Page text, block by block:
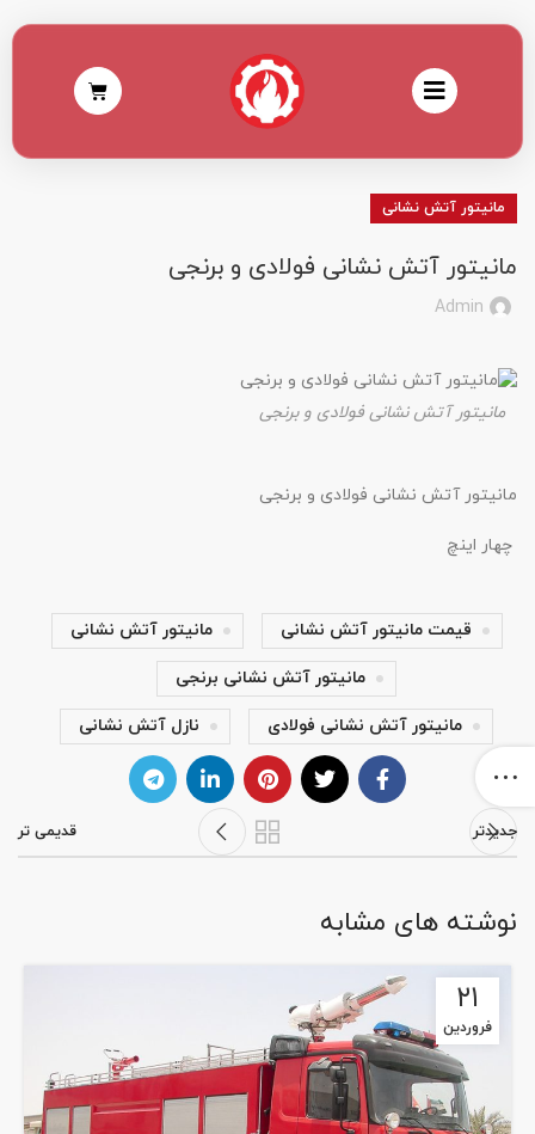
مانیتور آتش نشانی
مانیتور آتش نشانی فولادی و برنجی
Admin
مانیتور آتش نشانی فولادی و برنجی
مانیتور آتش نشانی فولادی و برنجی
چهار اینچ
قیمت مانیتور آتش نشانی مانیتور آتش نشانی
مانیتور آتش نشانی برنجی
مانیتور آتش نشانی فولادی نازل آتش نشانی
جدیدتر قدیمی تر
نوشته های مشابه
۲۱
فروردین